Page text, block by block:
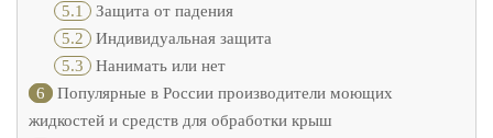
5.1 Защита от падения
5.2 Индивидуальная защита
5.3 Нанимать или нет
6
Популярные в России производители моющих
жидкостей и средств для обработки крыш